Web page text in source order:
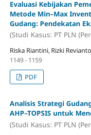
Evaluasi Kebijakan
Metode Min–Max
Gudang: Pendekatan
(Studi Kasus: PT PLN
Riska Riantini, Rizki
1149 - 1159
PDF
Analisis Strategi
AHP–TOPSIS untuk
(Studi Kasus: PT PLN